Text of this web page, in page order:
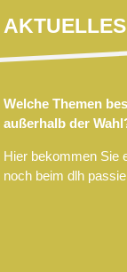
AKTUELLES
Welche Themen
außerhalb der
Hier bekommen Sie
noch beim dlh